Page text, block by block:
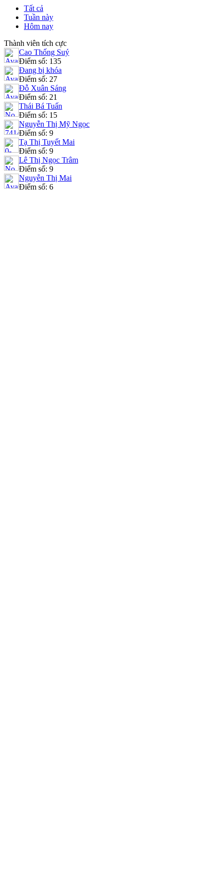
Tất cả
Tuần này
Hôm nay
Thành viên tích cực
Cao Thống Suý
Điểm số: 135
Đang bị khóa
Điểm số: 27
Đỗ Xuân Sáng
Điểm số: 21
Thái Bá Tuấn
Điểm số: 15
Nguyễn Thị Mỹ Ngọc
Điểm số: 9
Tạ Thị Tuyết Mai
Điểm số: 9
Lê Thị Ngọc Trâm
Điểm số: 9
Nguyễn Thị Mai
Điểm số: 6